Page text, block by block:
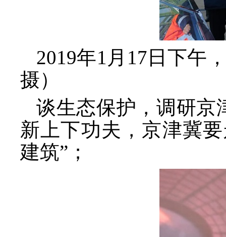
2019年1月17日下午
摄）
谈生态保护，调研京
新上下功夫，京津冀
建筑”；